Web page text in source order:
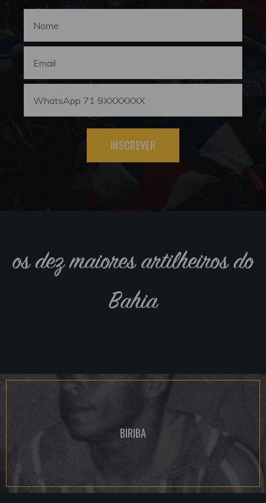
INSCREVER
os dez maiores artilheiros do
Bahia
BIRIBA